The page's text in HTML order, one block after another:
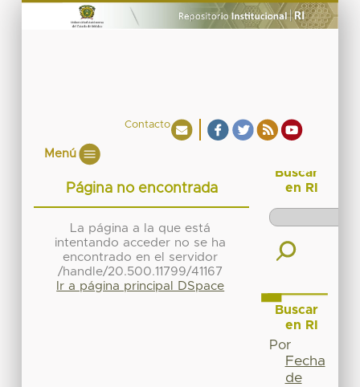
Contacto
Menú
Página no encontrada
La página a la que está
intentando acceder no se ha
encontrado en el servidor
/handle/20.500.11799/41167
Ir a página principal DSpace
Buscar
en RI
Buscar
en RI
Por
Fecha
de